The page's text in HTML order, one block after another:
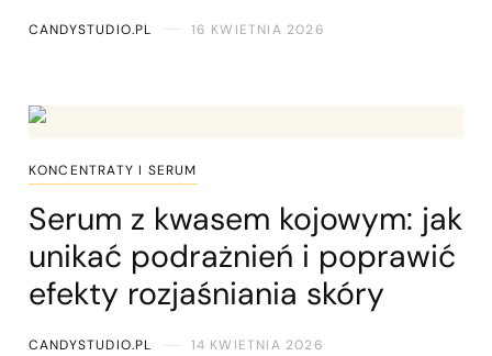
CANDYSTUDIO.PL 16 KWIETNIA 2026
KONCENTRATY I SERUM
Serum z kwasem kojowym: jak
unikać podrażnień i poprawić
efekty rozjaśniania skóry
CANDYSTUDIO.PL 14 KWIETNIA 2026